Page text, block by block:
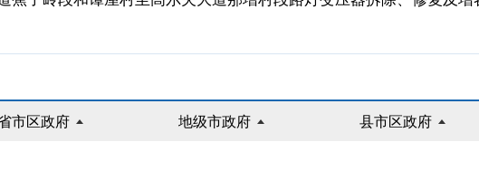
市区政府 地级市政府 县市区政府